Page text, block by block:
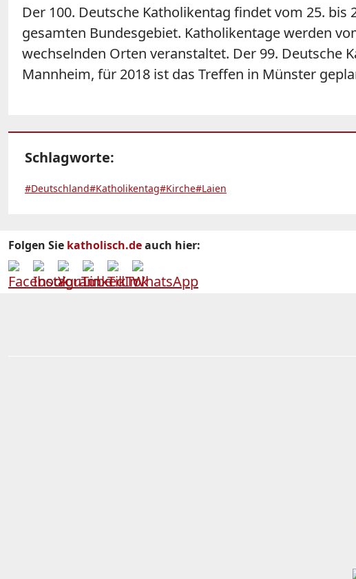
Der 100. Deutsche Katholikentag findet vom 25.
gesamten Bundesgebiet. Katholikentage werden
wechselnden Orten veranstaltet. Der 99. Deutsche
Mannheim, für 2018 ist das Treffen in Münster
Schlagworte:
#Deutschland#Katholikentag#Kirche#Laien
Folgen Sie katholisch.deauch hier: